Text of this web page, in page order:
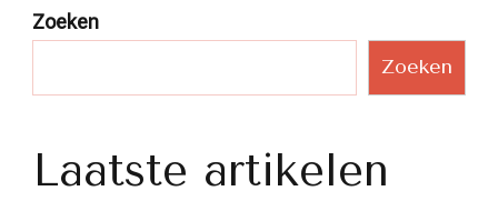
Zoeken
Zoeken
Laatste artikelen